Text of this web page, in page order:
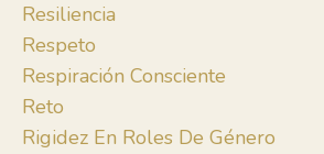
Resiliencia
Respeto
Respiración Consciente
Reto
Rigidez En Roles De Género